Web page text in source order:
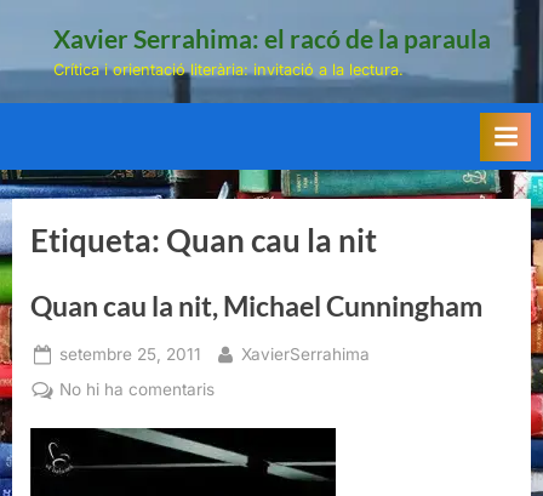
Xavier Serrahima: el racó de la paraula
Crítica i orientació literària: invitació a la lectura.
Etiqueta: Quan cau la nit
Quan cau la nit, Michael Cunningham
Posted
on
setembre 25, 2011 By
XavierSerrahima
No hi ha comentarisa
cau
la